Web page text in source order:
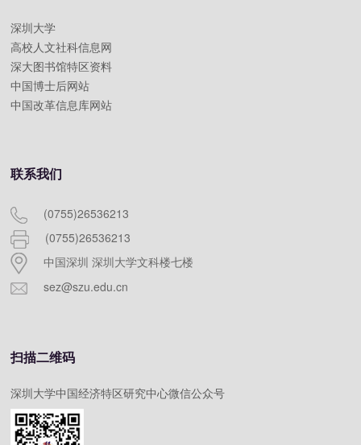
深圳大学
高校人文社科信息网
深大图书馆特区资料
中国博士后网站
中国改革信息库网站
联系我们
(0755)26536213
(0755)26536213
中国深圳 深圳大学文科楼七楼
sez@szu.edu.cn
扫描二维码
深圳大学中国经济特区研究中心微信公众号